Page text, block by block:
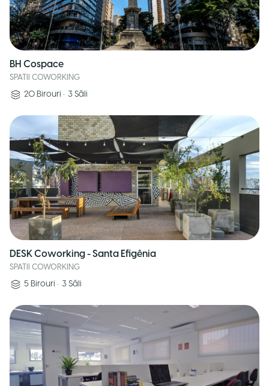
BH Cospace
SPATII COWORKING
20 Birouri • 3 Săli
DESK Coworking - Santa Efigênia
SPATII COWORKING
5 Birouri • 3 Săli